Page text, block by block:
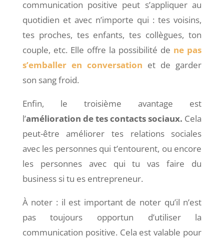
communication positive peut s’appliquer au
quotidien et avec n’importe qui : tes voisins,
tes proches, tes enfants, tes collègues, ton
couple, etc. Elle offre la possibilité de ne pas
s’emballer en conversation et de garder
son sang froid.
Enfin, le troisième avantage est
l’amélioration de tes contacts sociaux. Cela
peut-être améliorer tes relations sociales
avec les personnes qui t’entourent, ou encore
les personnes avec qui tu vas faire du
business si tu es entrepreneur.
À noter : il est important de noter qu’il n’est
pas toujours opportun d’utiliser la
communication positive. Cela est valable pour